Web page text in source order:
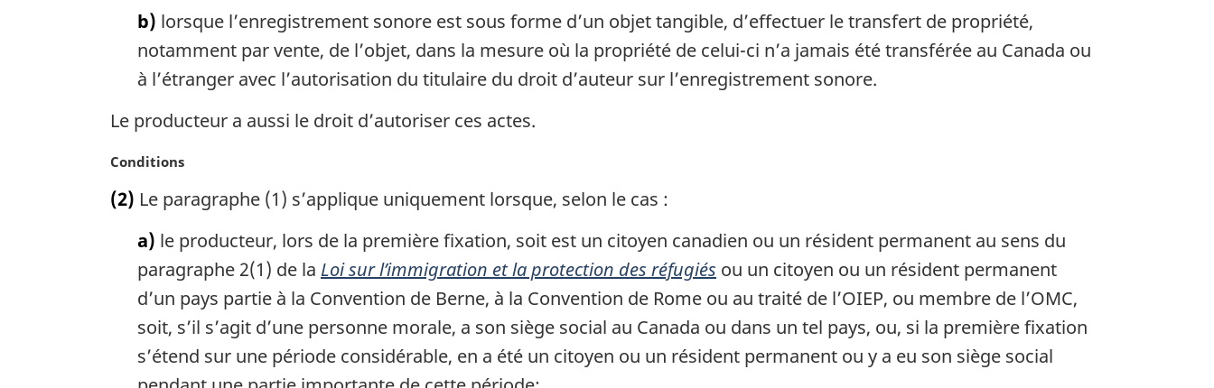
:
b) lorsque l’enregistrement sonore est sous forme d’un objet tangible, d’effectuer le transfert de propriété,
notamment par vente, de l’objet, dans la mesure où la propriété de celui-ci n’a jamais été transférée au Canada ou
à l’étranger avec l’autorisation du titulaire du droit d’auteur sur l’enregistrement sonore.
Le producteur a aussi le droit d’autoriser ces actes.
N
t
Conditions
(2) Le paragraphe (1) s’applique uniquement lorsque, selon le cas :
a) le producteur, lors de la première fixation, soit est un citoyen canadien ou un résident permanent au sens du
paragraphe 2(1) de la Loi sur l’immigration et la protection des réfugiés ou un citoyen ou un résident permanent
d’un pays partie à la Convention de Berne, à la Convention de Rome ou au traité de l’OIEP, ou membre de l’OMC,
soit, s’il s’agit d’une personne morale, a son siège social au Canada ou dans un tel pays, ou, si la première fixation
s’étend sur une période considérable, en a été un citoyen ou un résident permanent ou y a eu son siège social